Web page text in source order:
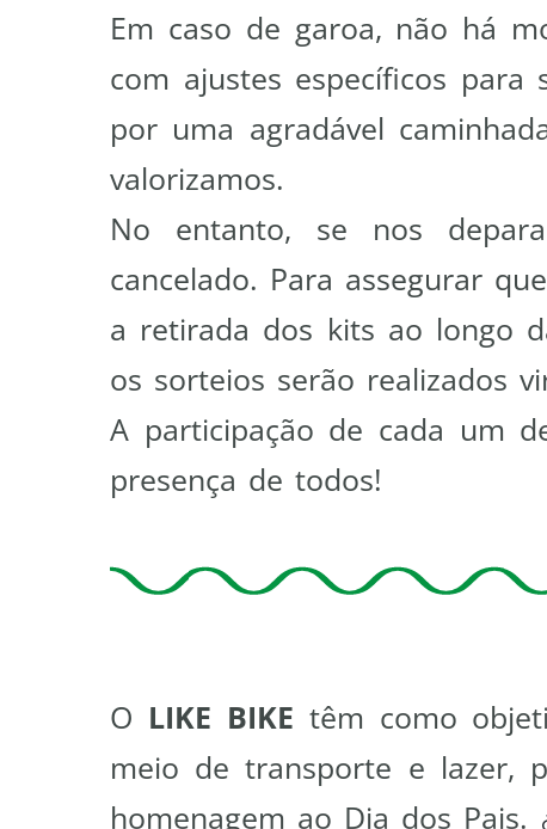
Em caso de garoa, não há
com ajustes específicos para
por uma agradável
valorizamos.
No entanto, se nos
cancelado. Para assegurar
a retirada dos kits ao longo
os sorteios serão realizados
A participação de cada um
presença de todos!
O LIKE BIKE têm como
meio de transporte e lazer,
homenagem ao Dia dos Pais.